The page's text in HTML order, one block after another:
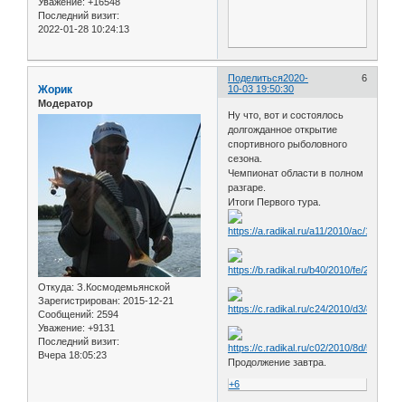
Последний визит:
2022-01-28 10:24:13
Поделиться 6
2020-
10-03 19:50:30
Жорик
Модератор
Откуда: З.Космодемьянской
Зарегистрирован: 2015-12-21
Сообщений: 2594
Уважение: +9131
Последний визит:
Вчера 18:05:23
Ну что, вот и состоялось
долгожданное открытие
спортивного рыболовного
сезона.
Чемпионат области в полном
разгаре.
Итоги Первого тура.
Продолжение завтра.
+6